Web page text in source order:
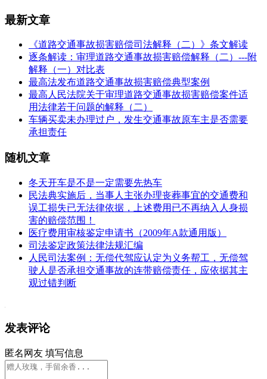
最新文章
《道路交通事故损害赔偿司法解释（二）》条文解读
逐条解读：审理道路交通事故损害赔偿解释（二）---附
解释（一）对比表
最高法发布道路交通事故损害赔偿典型案例
最高人民法院关于审理道路交通事故损害赔偿案件适
用法律若干问题的解释（二）
车辆买卖未办理过户，发生交通事故原车主是否需要
承担责任
随机文章
冬天开车是不是一定需要先热车
民法典实施后，当事人主张办理丧葬事宜的交通费和
误工损失已无法律依据，上述费用已不再纳入人身损
害的赔偿范围！
医疗费用审核鉴定申请书（2009年A款通用版）
司法鉴定政策法律法规汇编
人民司法案例：无偿代驾应认定为义务帮工，无偿驾
驶人是否承担交通事故的连带赔偿责任，应依据其主
观过错判断
发表评论
匿名网友 填写信息